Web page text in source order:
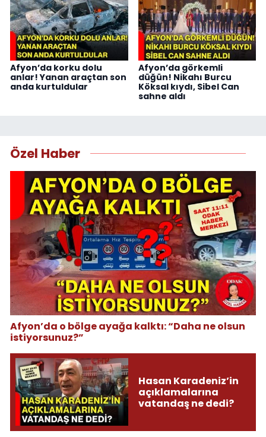
Afyon’da korku dolu
anlar! Yanan araçtan son
anda kurtuldular
Afyon’da görkemli
düğün! Nikahı Burcu
Köksal kıydı, Sibel Can
sahne aldı
Özel Haber
Afyon’da o bölge ayağa kalktı: “Daha ne olsun
istiyorsunuz?”
Hasan Karadeniz’in
açıklamalarına
vatandaş ne dedi?